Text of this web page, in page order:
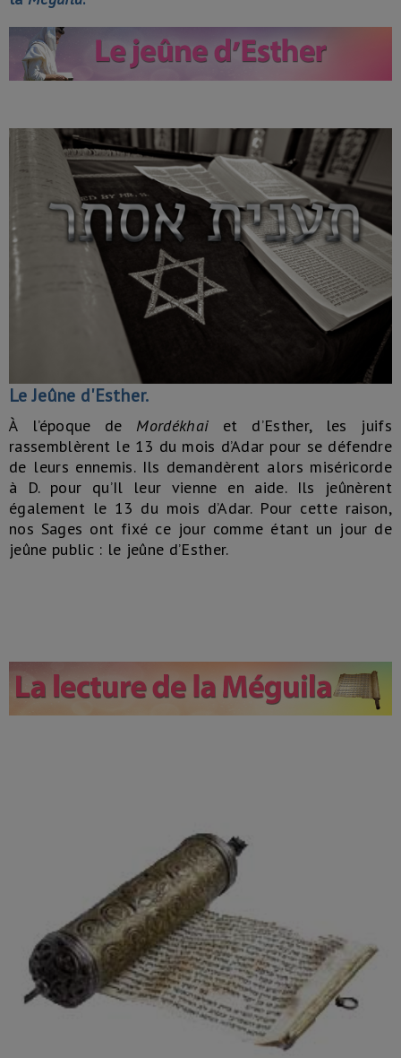
Le Jeûne d'Esther.
À l’époque de Mordékhai et d’Esther, les juifs
rassemblèrent le 13 du mois d’Adar pour se défendre
de leurs ennemis. Ils demandèrent alors miséricorde
à D. pour qu’Il leur vienne en aide. Ils jeûnèrent
également le 13 du mois d’Adar. Pour cette raison,
nos Sages ont fixé ce jour comme étant un jour de
jeûne public : le jeûne d’Esther.